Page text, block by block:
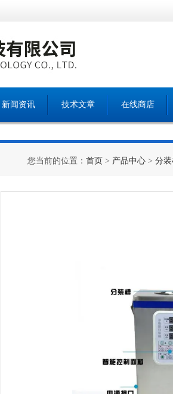
新闻资讯 技术文章 在线商店
您当前的位置： 首页 > 产品中心 > 分